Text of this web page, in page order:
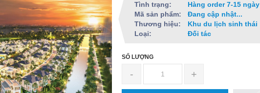
Tình trạng:
Hàng order 7-15 ngày
Mã sản phẩm:
Đang cập nhật...
Thương hiệu:
Khu du lịch sinh thái
Loại:
Đối tác
SỐ LƯỢNG
- +